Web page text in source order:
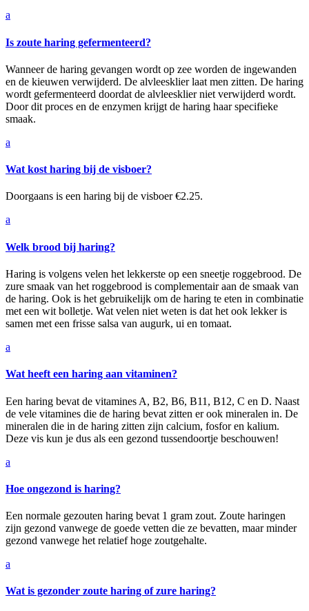
a
Is zoute haring gefermenteerd?
Wanneer de haring gevangen wordt op zee worden de ingewanden
en de kieuwen verwijderd. De alvleesklier laat men zitten. De haring
wordt gefermenteerd doordat de alvleesklier niet verwijderd wordt.
Door dit proces en de enzymen krijgt de haring haar specifieke
smaak.
a
Wat kost haring bij de visboer?
Doorgaans is een haring bij de visboer €2.25.
a
Welk brood bij haring?
Haring is volgens velen het lekkerste op een sneetje roggebrood. De
zure smaak van het roggebrood is complementair aan de smaak van
de haring. Ook is het gebruikelijk om de haring te eten in combinatie
met een wit bolletje. Wat velen niet weten is dat het ook lekker is
samen met een frisse salsa van augurk, ui en tomaat.
a
Wat heeft een haring aan vitaminen?
Een haring bevat de vitamines A, B2, B6, B11, B12, C en D. Naast
de vele vitamines die de haring bevat zitten er ook mineralen in. De
mineralen die in de haring zitten zijn calcium, fosfor en kalium.
Deze vis kun je dus als een gezond tussendoortje beschouwen!
a
Hoe ongezond is haring?
Een normale gezouten haring bevat 1 gram zout. Zoute haringen
zijn gezond vanwege de goede vetten die ze bevatten, maar minder
gezond vanwege het relatief hoge zoutgehalte.
a
Wat is gezonder zoute haring of zure haring?